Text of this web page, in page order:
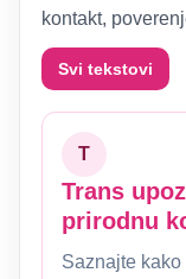
kontakt,
Svi tekstovi
T
Trans
prirodnu
Saznajte